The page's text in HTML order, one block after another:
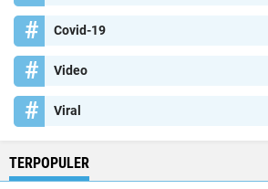
Covid-19
Video
Viral
TERPOPULER